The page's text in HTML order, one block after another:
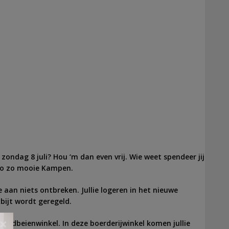
8 juli? Hou ‘m dan even vrij. Wie weet spendeer jij
zo mooie Kampen.
niets ontbreken. Jullie logeren in het nieuwe
wordt geregeld.
In deze boerderijwinkel komen jullie
×